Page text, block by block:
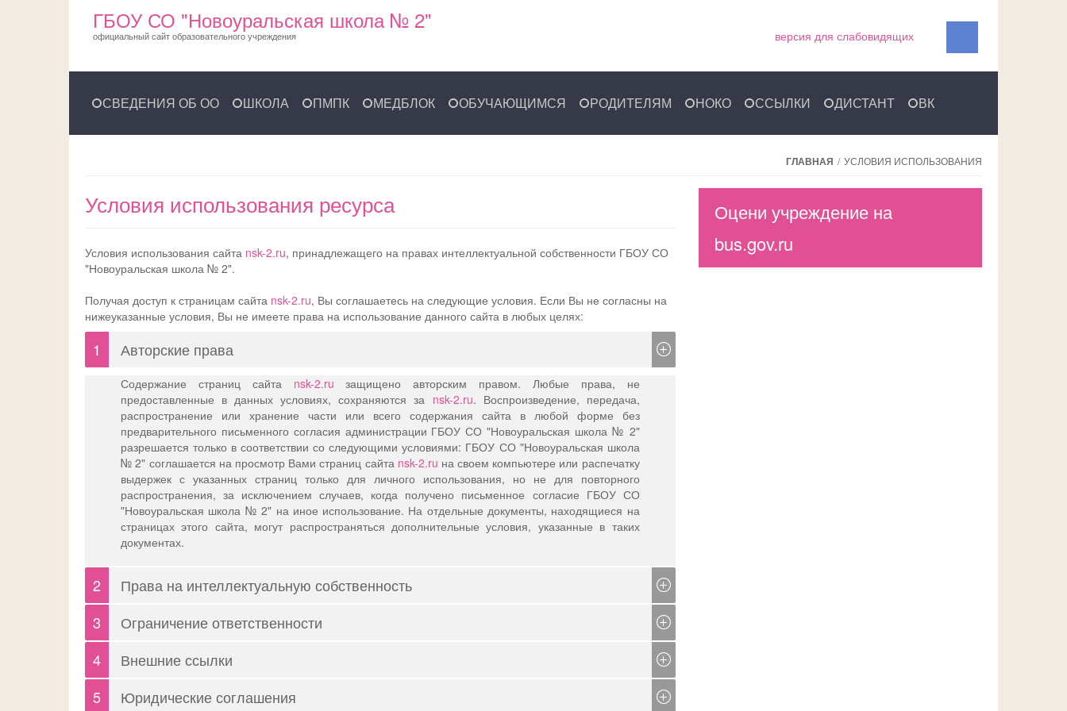
ГБОУ СО "Новоуральская школа № 2"
официальный сайт образовательного учреждения версия для слабовидящих
СВЕДЕНИЯ ОБ ОО ШКОЛА ПМПК МЕДБЛОК ОБУЧАЮЩИМСЯ РОДИТЕЛЯМ НОКО ССЫЛКИ ДИСТАНТ ВК
ГЛАВНАЯ / УСЛОВИЯ ИСПОЛЬЗОВАНИЯ
Условия использования ресурса
Условия использования сайта nsk-2.ru, принадлежащего на правах интеллектуальной собственности ГБОУ СО
"Новоуральская школа № 2".
Получая доступ к страницам сайта nsk-2.ru, Вы соглашаетесь на следующие условия. Если Вы не согласны на
нижеуказанные условия, Вы не имеете права на использование данного сайта в любых целях:
1 Авторские права
Содержание страниц сайта nsk-2.ru защищено авторским правом. Любые права, не
предоставленные в данных условиях, сохраняются за nsk-2.ru. Воспроизведение, передача,
распространение или хранение части или всего содержания сайта в любой форме без
предварительного письменного согласия администрации ГБОУ СО "Новоуральская школа № 2"
разрешается только в соответствии со следующими условиями: ГБОУ СО "Новоуральская школа
№ 2" соглашается на просмотр Вами страниц сайта nsk-2.ru на своем компьютере или распечатку
выдержек с указанных страниц только для личного использования, но не для повторного
распространения, за исключением случаев, когда получено письменное согласие ГБОУ СО
"Новоуральская школа № 2" на иное использование. На отдельные документы, находящиеся на
страницах этого сайта, могут распространяться дополнительные условия, указанные в таких
документах.
2 Права на интеллектуальную собственность
Использование данного сайта и содержащихся в нем материалов разрешается только в частных,
некоммерческих целях. Использование пресс-релизов и других документов, классифицируемых в
№ 2" в качестве источника информации. ГБОУ СО "Новоуральская школа № 2" оставляет за собой
юридических лиц, нарушивших права на интеллектуальную собственность ГБОУ СО
3 Ограничение ответственности
Данный сайт и его содержание предоставляются Вам для удобства. Содержание сайта
безошибочным. ГБОУ СО "Новоуральская школа № 2" оставляет за собой право исправлять
4 Внешние ссылки
Для Вашего удобства, сайтnsk-2.ru
5 Юридические соглашения
Оцени учреждение на
bus.gov.ru